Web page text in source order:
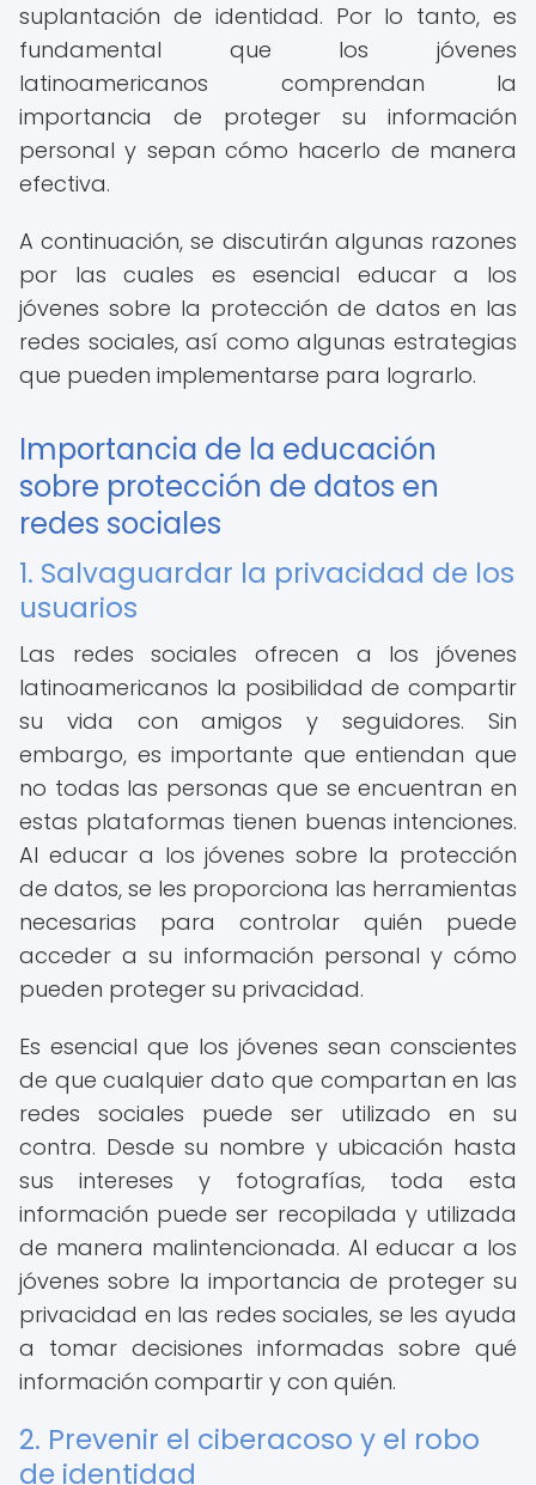
suplantación de identidad. Por lo tanto, es
fundamental que los jóvenes
latinoamericanos comprendan la
importancia de proteger su información
personal y sepan cómo hacerlo de manera
efectiva.
A continuación, se discutirán algunas razones
por las cuales es esencial educar a los
jóvenes sobre la protección de datos en las
redes sociales, así como algunas estrategias
que pueden implementarse para lograrlo.
Importancia de la educación
sobre protección de datos en
redes sociales
1. Salvaguardar la privacidad de los
usuarios
Las redes sociales ofrecen a los jóvenes
latinoamericanos la posibilidad de compartir
su vida con amigos y seguidores. Sin
embargo, es importante que entiendan que
no todas las personas que se encuentran en
estas plataformas tienen buenas intenciones.
Al educar a los jóvenes sobre la protección
de datos, se les proporciona las herramientas
necesarias para controlar quién puede
acceder a su información personal y cómo
pueden proteger su privacidad.
Es esencial que los jóvenes sean conscientes
de que cualquier dato que compartan en las
redes sociales puede ser utilizado en su
contra. Desde su nombre y ubicación hasta
sus intereses y fotografías, toda esta
información puede ser recopilada y utilizada
de manera malintencionada. Al educar a los
jóvenes sobre la importancia de proteger su
privacidad en las redes sociales, se les ayuda
a tomar decisiones informadas sobre qué
información compartir y con quién.
2. Prevenir el ciberacoso y el robo
de identidad